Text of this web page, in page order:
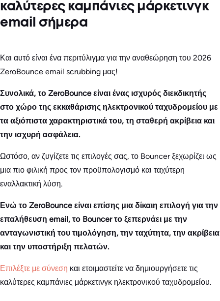
καλύτερες καμπάνιες μάρκετινγκ
email σήμερα
Και αυτό είναι ένα περιτύλιγμα για την αναθεώρηση του 2026
ZeroBounce email scrubbing μας!
Συνολικά, το ZeroBounce είναι ένας ισχυρός διεκδικητής
στο χώρο της εκκαθάρισης ηλεκτρονικού ταχυδρομείου με
τα αξιόπιστα χαρακτηριστικά του, τη σταθερή ακρίβεια και
την ισχυρή ασφάλεια.
Ωστόσο, αν ζυγίζετε τις επιλογές σας, το Bouncer ξεχωρίζει ως
μια πιο φιλική προς τον προϋπολογισμό και ταχύτερη
εναλλακτική λύση.
Ενώ το ZeroBounce είναι επίσης μια δίκαιη επιλογή για την
επαλήθευση email, το Bouncer το ξεπερνάει με την
ανταγωνιστική του τιμολόγηση, την ταχύτητα, την ακρίβεια
και την υποστήριξη πελατών.
Επιλέξτε με σύνεση και ετοιμαστείτε να δημιουργήσετε τις
καλύτερες καμπάνιες μάρκετινγκ ηλεκτρονικού ταχυδρομείου.